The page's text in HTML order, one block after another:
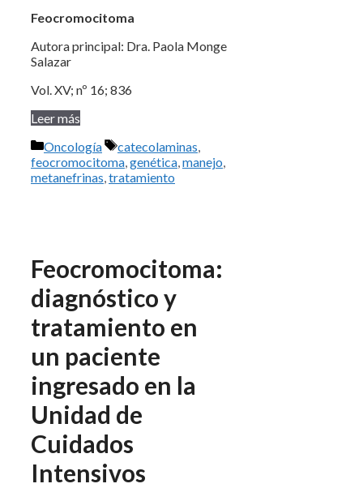
Feocromocitoma
Autora principal: Dra. Paola Monge
Salazar
Vol. XV; nº 16; 836
Leer más
Categorías
Oncología Etiquetas
catecolaminas,
feocromocitoma,genética,manejo,
metanefrinas,tratamiento
Feocromocitoma:
diagnóstico y
tratamiento en
un paciente
ingresado en la
Unidad de
Cuidados
Intensivos